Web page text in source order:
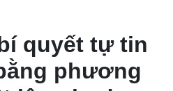
quyết tự tin
phương